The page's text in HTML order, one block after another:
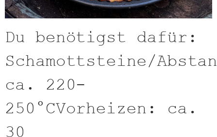
Du benötigst dafür:
Schamottsteine/
ca. 220-
250°CVorheizen: ca.
30